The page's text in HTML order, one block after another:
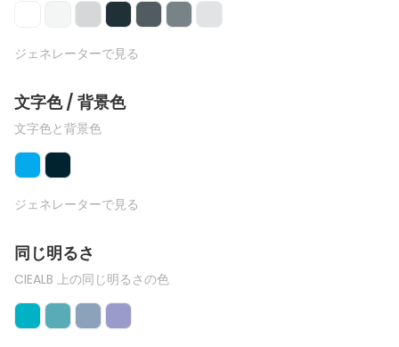
ジェネレーターで見る
文字色 / 背景色
文字色と背景色
ジェネレーターで見る
同じ明るさ
CIEALB 上の同じ明るさの色